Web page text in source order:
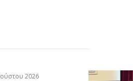
2026